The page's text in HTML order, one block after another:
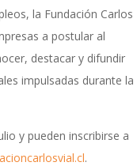
la Fundación Carlos
a postular al
destacar y difundir
impulsadas durante la
y pueden inscribirse a
.